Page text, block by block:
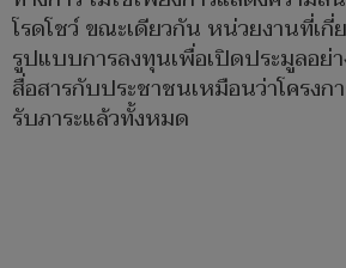
โรดโชว์ ขณะเดียวกัน หน่วยงานที่เกี่
รูปแบบการลงทุนเพื่อเปิดประมูลอย่
สื่อสารกับประชาชนเหมือนว่าโครง
รับภาระแล้วทั้งหมด